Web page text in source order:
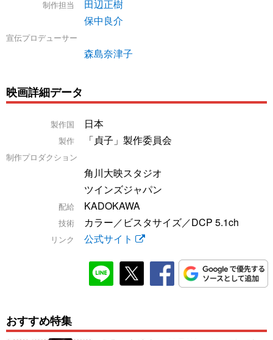
制作担当
田辺正樹
保中良介
宣伝プロデューサー
森島奈津子
映画詳細データ
製作国 日本
製作 「貞子」製作委員会
制作プロダクション
角川大映スタジオ
ツインズジャパン
配給 KADOKAWA
技術 カラー／ビスタサイズ／DCP 5.1ch
リンク 公式サイト
おすすめ特集